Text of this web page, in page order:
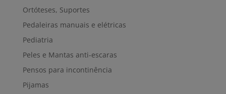
Ortóteses, Suportes
Pedaleiras manuais e elétricas
Pediatria
Peles e Mantas anti-escaras
Pensos para incontinência
Pijamas